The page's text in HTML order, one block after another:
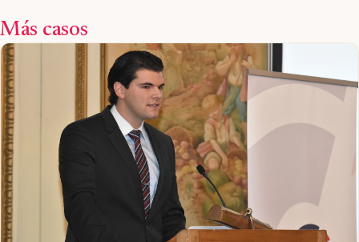
Más casos